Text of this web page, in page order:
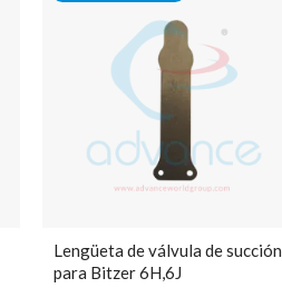
Lengüeta de válvula de succión
para Bitzer 6H,6J